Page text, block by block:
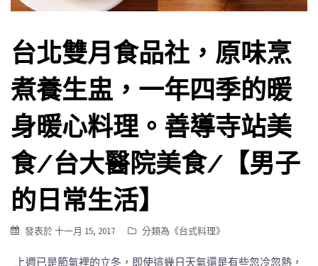
台北雙月食品社，原味烹
煮養生盅，一年四季的暖
身暖心料理。善導寺站美
食/台大醫院美食/【男子
的日常生活】
發表於十一月 15, 2017 分類為《台式料理》
上週已是節氣裡的立冬，即使這幾日天氣還是有些忽冷忽熱，